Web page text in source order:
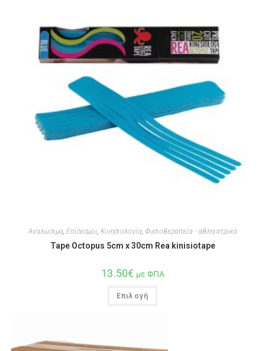
Αναλώσιμα, Επίδεσμοι, Κινησιολογία, Φυσιοθεραπεία - αθληιατρικά
Tape Octopus 5cm x 30cm Rea kinisiotape
13.50€ με ΦΠΑ
Επιλογή